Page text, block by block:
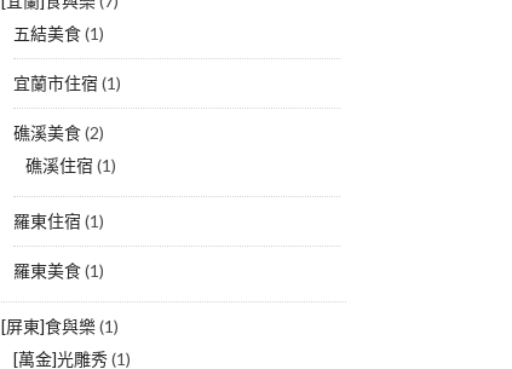
五結美食(1)
宜蘭市住宿 (1)
礁溪美食(2)
礁溪住宿 (1)
羅東住宿 (1)
羅東美食(1)
[屏東]食與樂(1)
[萬金]光雕秀(1)